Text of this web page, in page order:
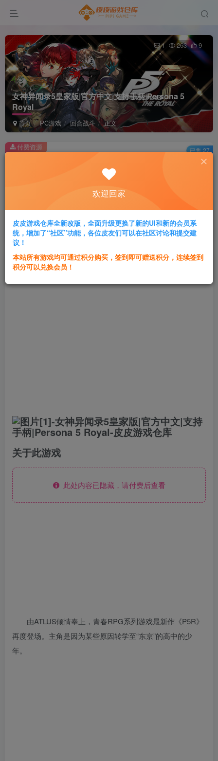
女神异闻录5皇家版|官方中文|支持手柄|Persona 5
Royal
首页 PC游戏 回合战斗 正文
1 263 9
此内容为付费资源，请付费后查看
2积分
黄金会员免费 超级会员免费
登录购买
付费资源 已售 27
群主1号
关于此游戏
此处内容已隐藏，请付费后查看
由ATLUS倾情奉上，青春RPG系列游戏最新作《P5R》
再度登场。主角是因为某些原因转学至“东京”的高中的少
年。
欢迎回家
皮皮游戏仓库全新改版，全面升级更换了新的UI和新的会员系
统，增加了“社区”功能，各位皮友们可以在社区讨论和提交建
议！
本站所有游戏均可通过积分购买，签到即可赠送积分，连续签到
积分可以兑换会员！